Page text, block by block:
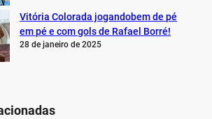
Vitória Colorada jogandobem de pé
em pé e com gols de Rafael Borré!
28 de janeiro de 2025